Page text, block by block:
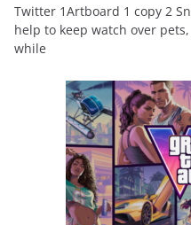
Twitter 1Artboard 1 copy 2
help to keep watch over
while